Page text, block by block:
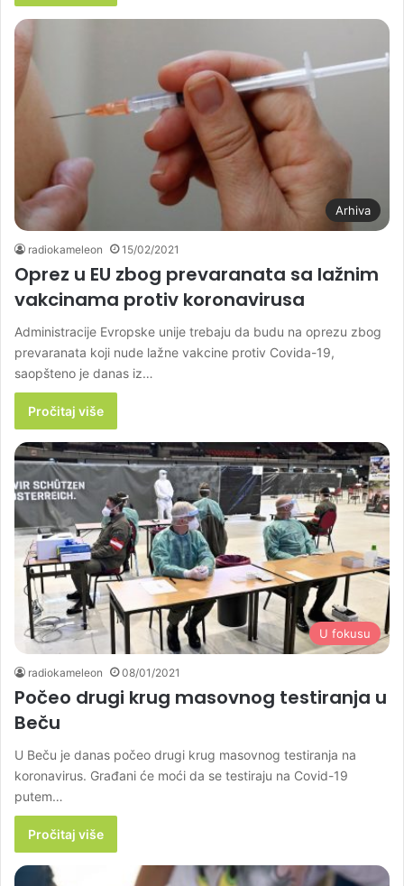
Arhiva
radiokameleon 15/02/2021
Oprez u EU zbog prevaranata sa lažnim
vakcinama protiv koronavirusa
Administracije Evropske unije trebaju da budu na oprezu zbog
prevaranata koji nude lažne vakcine protiv Covida-19,
saopšteno je danas iz…
Pročitaj više
U fokusu
radiokameleon 08/01/2021
Počeo drugi krug masovnog testiranja u
Beču
U Beču je danas počeo drugi krug masovnog testiranja na
koronavirus. Građani će moći da se testiraju na Covid-19
putem…
Pročitaj više